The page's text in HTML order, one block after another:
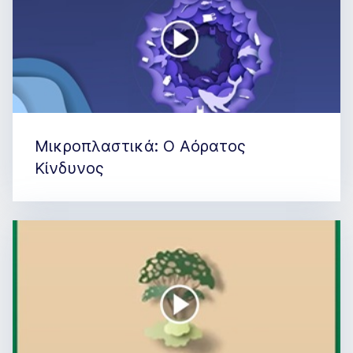
Μικροπλαστικά: Ο Αόρατος
Κίνδυνος